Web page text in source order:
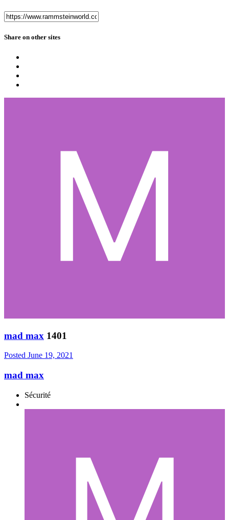
Share on other sites
mad max 1401
Posted June 19, 2021
mad max
Sécurité